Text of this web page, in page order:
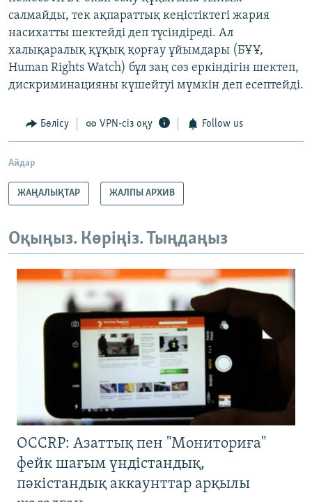
салмайды, тек ақпараттық кеңістіктегі жария
насихатты шектейді деп түсіндіреді. Ал
халықаралық құқық қорғау ұйымдары (БҰҰ,
Human Rights Watch) бұл заң сөз еркіндігін шектеп,
дискриминацияны күшейтуі мүмкін деп есептейді.
Бөлісу VPN-сіз оқу Follow us
Айдар
ЖАҢАЛЫҚТАР ЖАЛПЫ АРХИВ
Оқыңыз. Көріңіз. Тыңдаңыз
OCCRP: Азаттық пен "Мониториға"
фейк шағым үндістандық,
пәкістандық аккаунттар арқылы